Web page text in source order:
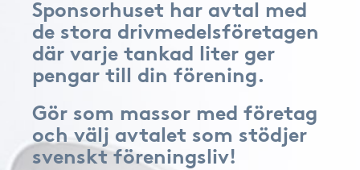
Sponsorhuset har avtal med
de stora drivmedelsföretagen
där varje tankad liter ger
pengar till din förening.
Gör som massor med företag
och välj avtalet som stödjer
svenskt föreningsliv!